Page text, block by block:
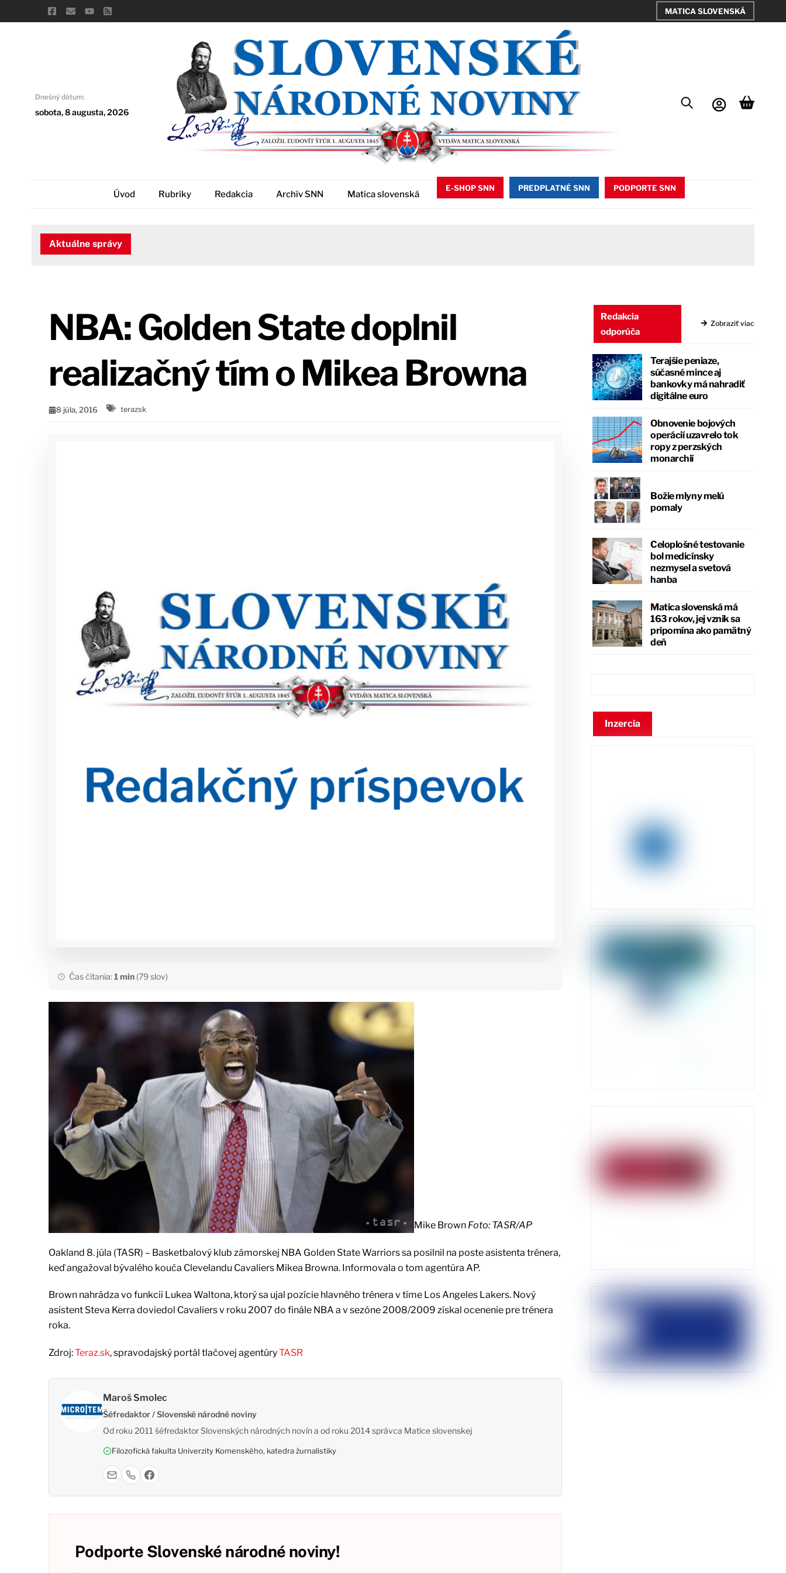
to
MATICA SLOVENSKÁ
Dnešný dátum:
sobota, 8 augusta, 2026
Úvod Rubriky Redakcia Archív SNN Matica slovenská
E-SHOP SNN PREDPLATNÉ SNN PODPORTE SNN
Aktuálne správy
NBA: Golden State doplnil
realizačný tím o Mikea Browna
8 júla, 2016 terazsk
Čas čítania:1 min(79 slov)
Mike Brown Foto: TASR/AP
Oakland 8. júla (TASR) – Basketbalový klub zámorskej NBA Golden State Warriors sa posilnil na poste asistenta trénera,
keď angažoval bývalého kouča Clevelandu Cavaliers Mikea Browna. Informovala o tom agentúra AP.
Brown nahrádza vo funkcii Lukea Waltona, ktorý sa ujal pozície hlavného trénera v tíme Los Angeles Lakers. Nový
asistent Steva Kerra doviedol Cavaliers v roku 2007 do finále NBA a v sezóne 2008/2009 získal ocenenie pre trénera
roka.
Zdroj:Teraz.sk, spravodajský portál tlačovej agentúryTASR
Maroš Smolec
Šéfredaktor / Slovenské národné noviny
Od roku 2011 šéfredaktor Slovenských národných novín a od roku 2014 správca Matice slovenskej
Filozofická fakulta Univerzity Komenského, katedra žurnalistiky
Podporte Slovenské národné noviny!
Redakcia
odporúča
Zobraziť viac
Terajšie peniaze,
súčasné mince aj
bankovky má nahradiť
digitálne euro
Obnovenie bojových
operácií uzavrelo tok
ropy z perzských
monarchií
Božie mlyny melú
pomaly
Celoplošné testovanie
bol medicínsky
nezmysel a svetová
hanba
Matica slovenská má
163 rokov, jej vznik sa
pripomína ako pamätný
deň
Inzercia